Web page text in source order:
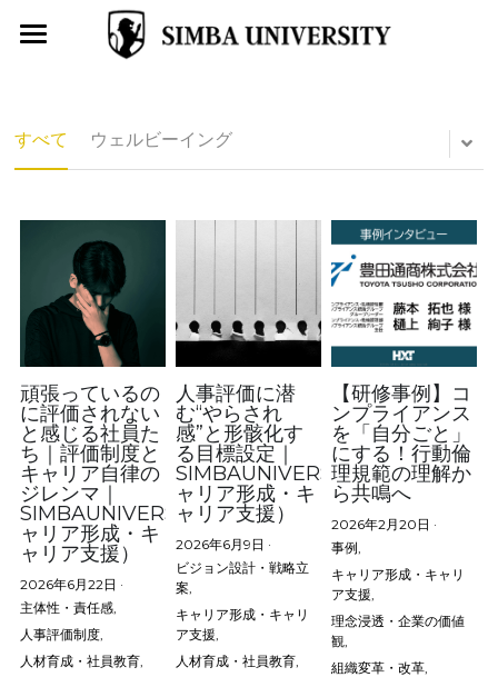
SIMBA UNIVERSITYとは
ＡＩ無料ビジョン診断
キャリア開発プログラム
4コマ漫画はたらくわたし
学校型転職支援サービスSIMBA
SIMBA受講生募集
お問い合わせ
受講生専用ログイン
検索
すべて ウェルビーイング
頑張っているの
に評価されない
と感じる社員た
ち｜評価制度と
キャリア自律の
ジレンマ｜
SIMBAUNIVERSITY（キ
ャリア形成・キ
ャリア支援）
2026年6月22日 ·
主体性・責任感,
人事評価制度,
人材育成・社員教育,
人事評価に潜
む“やらされ
感”と形骸化す
る目標設定｜
SIMBAUNIVERSITY（キ
ャリア形成・キ
ャリア支援）
2026年6月9日 ·
ビジョン設計・戦略立
案,
キャリア形成・キャリ
ア支援,
人材育成・社員教育,
【研修事例】コ
ンプライアンス
を「自分ごと」
にする！行動倫
理規範の理解か
ら共鳴へ
2026年2月20日 ·
事例,
キャリア形成・キャリ
ア支援,
理念浸透・企業の価値
観,
組織変革・改革,